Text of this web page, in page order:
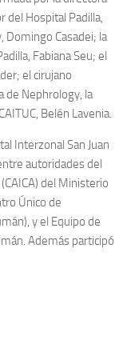
del Hospital Padilla,
Domingo Casadei; la
Fabiana Seu; el
el cirujano
de Nephrology, la
Belén Lavenia.
Interzonal San Juan
autoridades del
del Ministerio
Único de
y el Equipo de
Además participó